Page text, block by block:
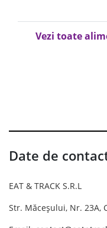
Vezi toate
Date de
EAT & TRACK S.R.L
Str. Măceșului, Nr. 23A,